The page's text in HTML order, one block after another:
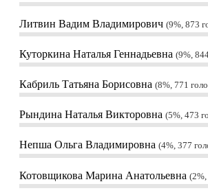
Литвин Вадим Владимирович 9%, 873
Куторкина Наталья Геннадьевна 9%,
Кабриль Татьяна Борисовна 8%, 771
Рындина Наталья Викторовна 5%, 473
Непша Ольга Владимировна 4%, 377
Котовщикова Марина Анатольевна 2%,